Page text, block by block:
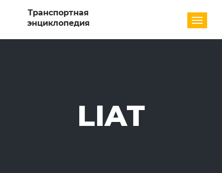
LIAT